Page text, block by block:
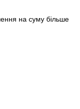
на суму більше